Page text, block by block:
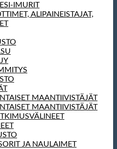
IMURIT
ALIPAINEISTAJAT,
MAANTIIVISTÄJÄT
MAANTIIVISTÄJÄT
JA NAULAIMET